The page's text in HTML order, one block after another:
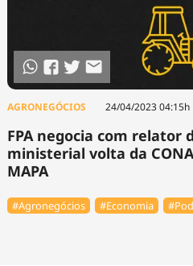
AGRONEGÓCIOS 24/04/2023 04:15h
FPA negocia com relator
ministerial volta da
MAPA
#Agronegócios #Economia